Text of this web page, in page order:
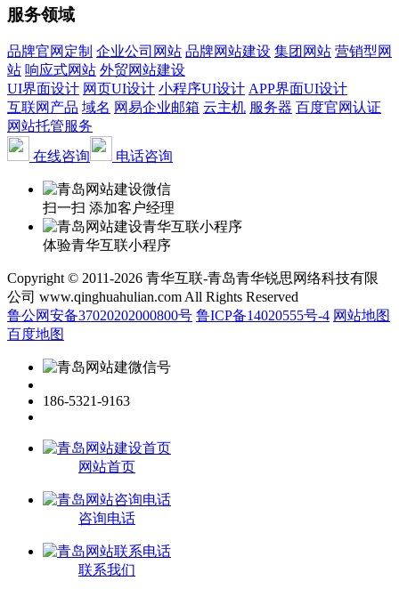
服务领域
品牌官网定制 企业公司网站 品牌网站建设 集团网站 营销型网
站 响应式网站 外贸网站建设
UI界面设计 网页UI设计 小程序UI设计 APP界面UI设计
互联网产品 域名 网易企业邮箱 云主机 服务器 百度官网认证
网站托管服务
在线咨询
电话咨询
扫一扫 添加客户经理
体验青华互联小程序
Copyright © 2011-2026 青华互联-青岛青华锐思网络科技有限
公司 www.qinghuahulian.com All Rights Reserved
鲁公网安备37020202000800号 鲁ICP备14020555号-4 网站地图
百度地图
186-5321-9163
网站首页
咨询电话
联系我们